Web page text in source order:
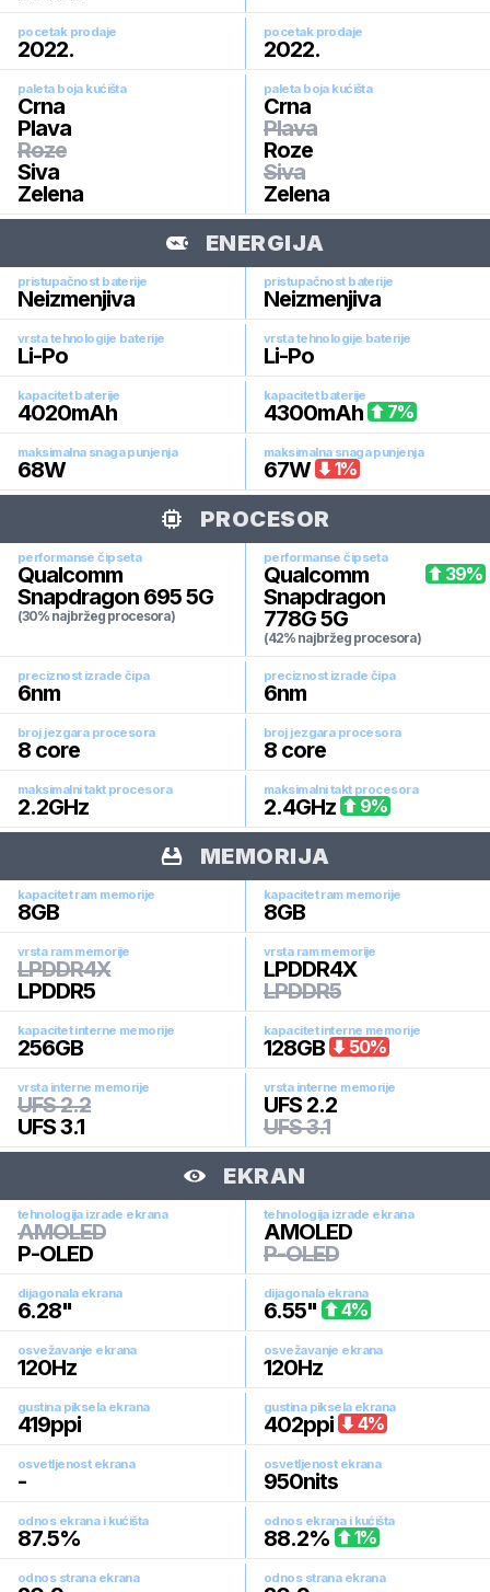
pocetak prodaje
2022.
pocetak prodaje
2022.
paleta boja kućišta
Crna
Plava
Roze
Siva
Zelena
paleta boja kućišta
Crna
Plava
Roze
Siva
Zelena
ENERGIJA
pristupačnost baterije
Neizmenjiva
pristupačnost baterije
Neizmenjiva
vrsta tehnologije baterije
Li-Po
vrsta tehnologije baterije
Li-Po
kapacitet baterije
4020mAh
kapacitet baterije
4300mAh 7%
maksimalna snaga punjenja
68W
maksimalna snaga punjenja
67W 1%
PROCESOR
performanse čipseta
Qualcomm
Snapdragon 695 5G
(30% najbržeg procesora)
performanse čipseta
Qualcomm
Snapdragon
778G 5G
(42% najbržeg procesora)
39%
preciznost izrade čipa
6nm
preciznost izrade čipa
6nm
broj jezgara procesora
8 core
broj jezgara procesora
8 core
maksimalni takt procesora
2.2GHz
maksimalni takt procesora
2.4GHz 9%
MEMORIJA
kapacitet ram memorije
8GB
kapacitet ram memorije
8GB
vrsta ram memorije
LPDDR4X
LPDDR5
vrsta ram memorije
LPDDR4X
LPDDR5
kapacitet interne memorije
256GB
kapacitet interne memorije
128GB 50%
vrsta interne memorije
UFS 2.2
UFS 3.1
vrsta interne memorije
UFS 2.2
UFS 3.1
EKRAN
tehnologija izrade ekrana
AMOLED
P-OLED
tehnologija izrade ekrana
AMOLED
P-OLED
dijagonala ekrana
6.28"
dijagonala ekrana
6.55" 4%
osvežavanje ekrana
120Hz
osvežavanje ekrana
120Hz
gustina piksela ekrana
419ppi
gustina piksela ekrana
402ppi 4%
osvetljenost ekrana
-
osvetljenost ekrana
950nits
odnos ekrana i kućišta
87.5%
odnos ekrana i kućišta
88.2% 1%
odnos strana ekrana odnos strana ekrana